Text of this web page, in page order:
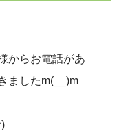
からお電話があ
ましたm(__)m